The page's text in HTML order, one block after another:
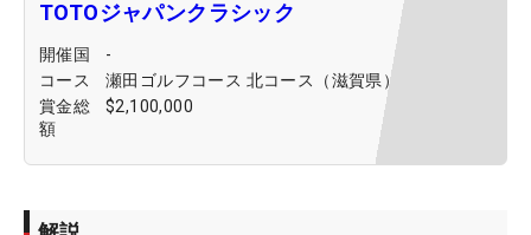
TOTOジャパンクラシック
開催国
-
コース
瀬田ゴルフコース 北コース（滋賀県）
賞金総
額
$2,100,000